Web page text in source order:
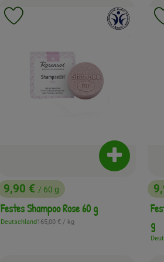
, Preis:
9,90 € / 60 g
Festes Shampoo Rose 60 g
, Herkunft:
Deutschland, Referenzpreis:
165,00 € / kg
Produkt
, Verband:
Produkt zu Favouriten hinzufügen
,
g
,